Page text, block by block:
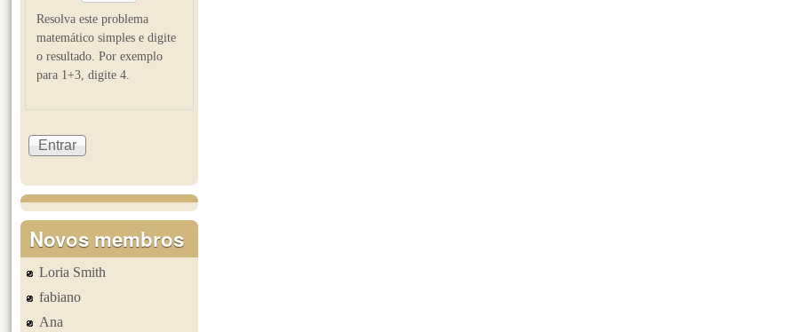
Resolva este problema
matemático simples e digite
o resultado. Por exemplo
para 1+3, digite 4.
Novos membros
Loria Smith
fabiano
Ana